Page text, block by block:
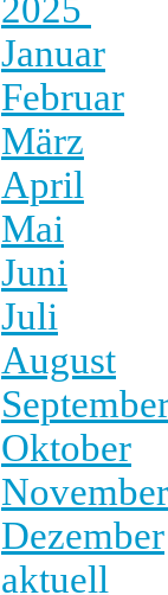
2025
Januar
Februar
März
April
Mai
Juni
Juli
August
Oktober
November
Dezember
aktuell